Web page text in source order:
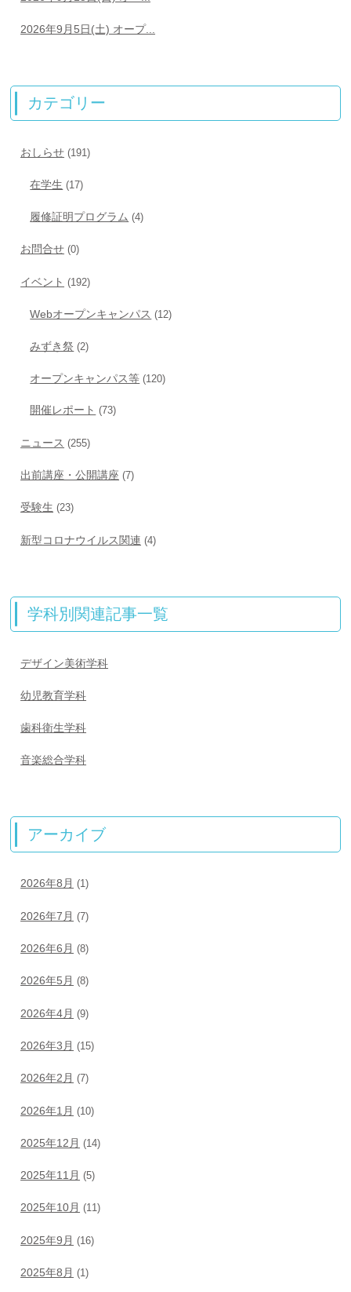
2026年9月5日(土) オープ...
カテゴリー
おしらせ (191)
在学生 (17)
履修証明プログラム (4)
お問合せ (0)
イベント (192)
Webオープンキャンパス (12)
みずき祭 (2)
オープンキャンパス等 (120)
開催レポート (73)
ニュース (255)
出前講座・公開講座 (7)
受験生 (23)
新型コロナウイルス関連 (4)
学科別関連記事一覧
デザイン美術学科
幼児教育学科
歯科衛生学科
音楽総合学科
アーカイブ
2026年8月 (1)
2026年7月 (7)
2026年6月 (8)
2026年5月 (8)
2026年4月 (9)
2026年3月 (15)
2026年2月 (7)
2026年1月 (10)
2025年12月 (14)
2025年11月 (5)
2025年10月 (11)
2025年9月 (16)
2025年8月 (1)